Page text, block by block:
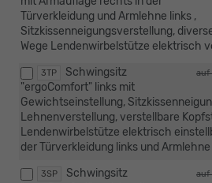
Türverkleidung und Armlehne links ,
Sitzkissenneigungsverstellung,
Wege Lendenwirbelstütze elektrisch
3TP auf
Schwingsitz
"ergoComfort" links mit
Gewichtseinstellung,
Lehnenverstellung, verstellbare
Lendenwirbelstütze elektrisch
der Türverkleidung links und
3SP auf
Schwingsitz